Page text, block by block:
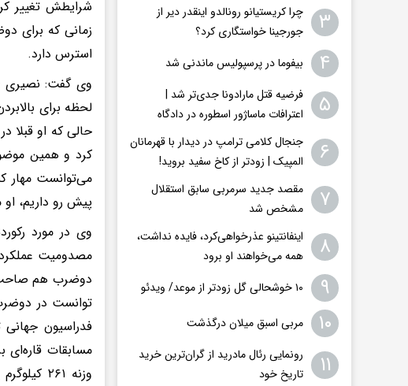
شرایطش تغییر
زمانی که برای
استرس دارد.
لحظه برای
کرد و همین
پیش رو داریم، او می‌تواند در این ۱۰ مسابقه به
وی در مورد
مصدومیت
دوضرب هم صاحب
فدراسیون
مسابقات قاره‌ای
وزنه
۳
چرا کریستیانو رونالدو اینقدر دیر از
جورجینا خواستگاری کرد؟
۴ بیفوما در پرسپولیس ماندنی شد
۵
فرضیه قتل مارادونا جدی‌تر شد |
اعترافات ماساژور اسطوره در دادگاه
۶
جنجال کلامی ترامپ در دیدار با قهرمانان
المپیک | زودتر از کاخ سفید بروید!
۷
مقصد جدید سرمربی سابق استقلال
مشخص شد
۸
اینفانتینو عذرخواهی‌کرد، فایده نداشت،
همه می‌خواهند او برود
۹ ۱۰ خوشحالی گل زودتر از موعد/ ویدئو
۱۰ مربی اسبق میلان درگذشت
۱۱
رونمایی رئال مادرید از گران‌ترین خرید
تاریخ خود